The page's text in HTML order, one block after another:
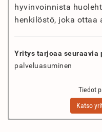
hyvinvoinnista
henkilöstö, joka ottaa
Yritys tarjoaa seuraavia
palveluasuminen
Tiedot
Katso